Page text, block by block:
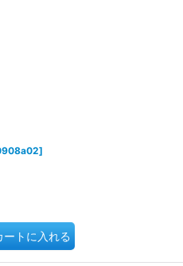
]
ートに入れる